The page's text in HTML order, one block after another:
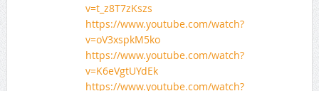
v=t_z8T7zKszs
https://www.youtube.com/watch?
v=oV3xspkM5ko
https://www.youtube.com/watch?
v=K6eVgtUYdEk
https://www.youtube.com/watch?